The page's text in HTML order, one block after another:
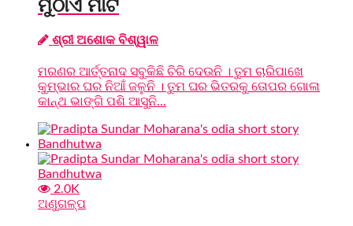
ମୁଠାଏ ମାଟି
ଶ୍ରୀ ଅଶୋକ ବିଶ୍ୱାଳ
ମରଣର ଆର୍ତ୍ତନାଦ ସବୁକିଛି ଚିରି ଦେଉନି । ତୁମ ଚାରିପାଖେ
କୁମ୍ଭାର ଘର ନିଆଁ ଜଳୁନି । ତୁମ ଘର ଭିତରକୁ ତୋପର ଗୋଳା
କାନ୍ଥ ଭାଙ୍ଗି ପଶି ଆସୁନି...
2.0K
ଅଣୁଗଳ୍ପ